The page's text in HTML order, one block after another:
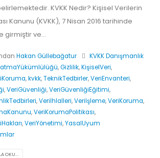
KVKK Nedir? Kişisel Verilerin
Kanunu (KVKK), 7 Nisan 2016 tarihinde
girmiştir ve...
Hakan Güllebağatur
KVKK Danışmanlık
,Gizlilik,KişiselVeri,
,kvkk,TeknikTedbirler,VeriEnvanteri,
,VeriGüvenliği,VeriGüvenliğiEğitimi,
,Veriİhlalleri,Veriİşleme,VeriKoruma,
,VeriKorumaPolitikası,
,VeriYönetimi,YasalUyum
OKU...